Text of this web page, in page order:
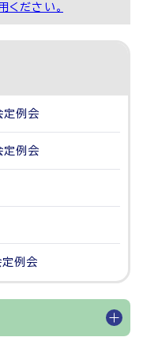
ください。
例会
例会
例会